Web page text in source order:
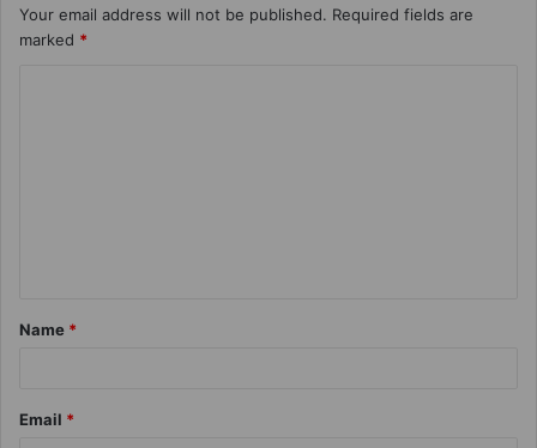
Your email address will not be published. Required fields are
marked *
Name *
Email *